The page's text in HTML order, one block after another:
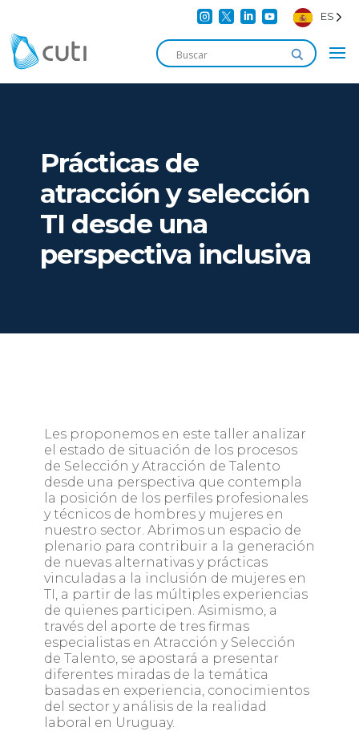
    ES
Prácticas de
atracción y selección
TI desde una
perspectiva inclusiva
Les proponemos en este taller analizar
el estado de situación de los procesos
de Selección y Atracción de Talento
desde una perspectiva que contempla
la posición de los perfiles profesionales
y técnicos de hombres y mujeres en
nuestro sector. Abrimos un espacio de
plenario para contribuir a la generación
de nuevas alternativas y prácticas
vinculadas a la inclusión de mujeres en
TI, a partir de las múltiples experiencias
de quienes participen. Asimismo, a
través del aporte de tres firmas
especialistas en Atracción y Selección
de Talento, se apostará a presentar
diferentes miradas de la temática
basadas en experiencia, conocimientos
del sector y análisis de la realidad
laboral en Uruguay.